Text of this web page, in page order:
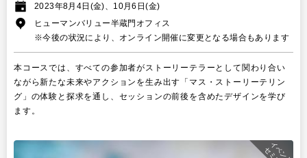
2023年8月4日(金)、10月6日(金)
ヒューマンバリュー半蔵門オフィス
※今後の状況により、オンライン開催に変更となる場合もあります
本コースでは、 すべての参加者がストーリーテラーとして関わり合い
ながら新たな未来やアクションを生み出す「マス・ストーリーテリン
グ」の体験と探求を通し、セッションの前後を含めたデザインを学び
ます。
イベント